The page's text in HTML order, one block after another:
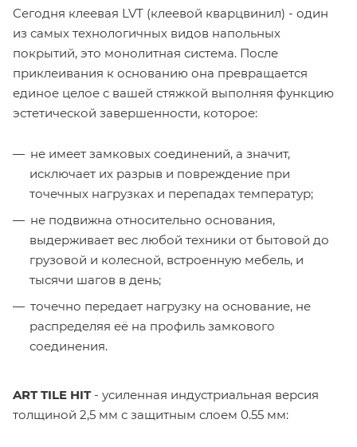
Сегодня клеевая LVT (клеевой кварцвинил) - один
из самых технологичных видов напольных
покрытий, это монолитная система. После
приклеивания к основанию она превращается
единое целое с вашей стяжкой выполняя функцию
эстетической завершенности, которое:
не имеет замковых соединений, а значит,
исключает их разрыв и повреждение при
точечных нагрузках и перепадах температур;
не подвижна относительно основания,
выдерживает вес любой техники от бытовой до
грузовой и колесной, встроенную мебель, и
тысячи шагов в день;
точечно передает нагрузку на основание, не
распределяя её на профиль замкового
соединения.
ART TILE HIT- усиленная индустриальная версия
толщиной 2,5 мм с защитным слоем 0.55 мм: